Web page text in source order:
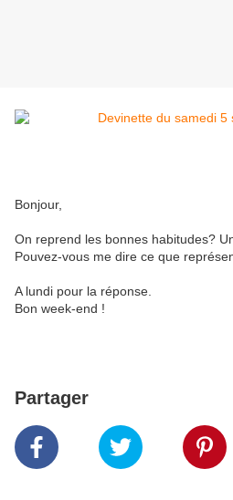
Bonjour,
On reprend les bonnes habitudes?
Pouvez-vous me dire ce que
A lundi pour la réponse.
Bon week-end !
Partager